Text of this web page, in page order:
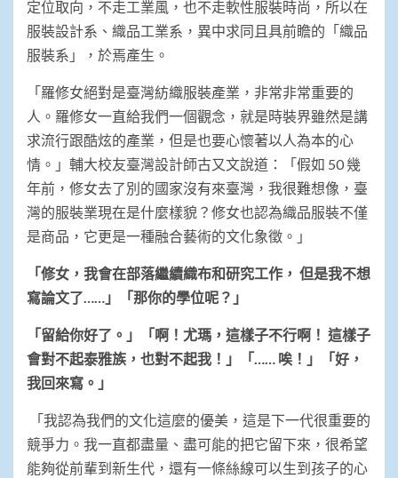
定位取向，不走工業風，也不走軟性服裝時尚，所以在
服裝設計系、織品工業系，異中求同且具前瞻的「織品
服裝系」，於焉產生。
「羅修女絕對是臺灣紡織服裝產業，非常非常重要的
人。羅修女一直給我們一個觀念，就是時裝界雖然是講
求流行跟酷炫的產業，但是也要心懷著以人為本的心
情。」輔大校友臺灣設計師古又文說道：「假如 50 幾
年前，修女去了別的國家沒有來臺灣，我很難想像，臺
灣的服裝業現在是什麼樣貌？修女也認為織品服裝不僅
是商品，它更是一種融合藝術的文化象徵。」
「修女，我會在部落繼續織布和研究工作， 但是我不想
寫論文了……」「那你的學位呢？」
「留給你好了。」「啊！尤瑪，這樣子不行啊！ 這樣子
會對不起泰雅族，也對不起我！」「…… 唉！」「好，
我回來寫。」
「我認為我們的文化這麼的優美，這是下一代很重要的
競爭力。我一直都盡量、盡可能的把它留下來，很希望
能夠從前輩到新生代，還有一條絲線可以生到孩子的心